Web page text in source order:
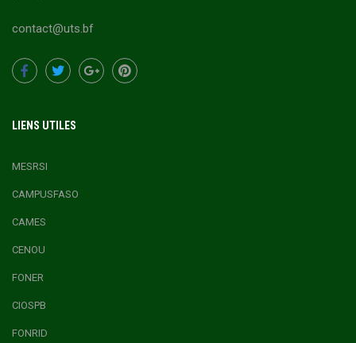
contact@uts.bf
LIENS UTILES
MESRSI
CAMPUSFASO
CAMES
CENOU
FONER
CIOSPB
FONRID